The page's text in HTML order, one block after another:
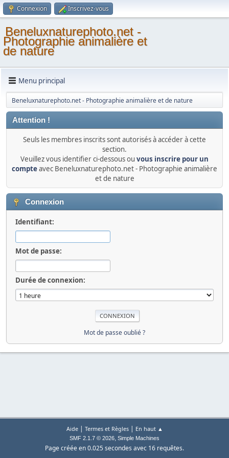
Connexion Inscrivez-vous
Beneluxnaturephoto.net -
Photographie animalière et
de nature
Menu principal
Beneluxnaturephoto.net - Photographie animalière et de nature
Attention !
Seuls les membres inscrits sont autorisés à accéder à cette
section.
Veuillez vous identifier ci-dessous ou vous inscrire pour un
compteavec Beneluxnaturephoto.net - Photographie animalière
et de nature
Connexion
Identifiant:
Mot de passe:
Durée de connexion:
Mot de passe oublié ?
Aide| Termes et Règles| En haut ▲
SMF 2.1.7 © 2026, Simple Machines
Page créée en 0.025 secondes avec 16 requêtes.